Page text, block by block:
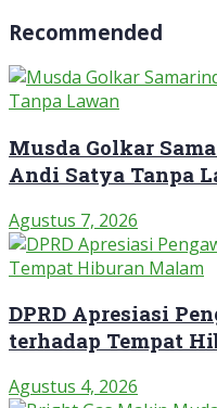
Recommended
Musda Golkar
Andi Satya Tanpa
Agustus 7, 2026
DPRD Apresiasi
terhadap Tempat
Agustus 4, 2026